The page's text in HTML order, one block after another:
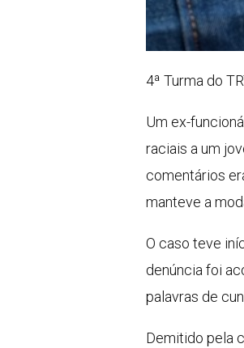
4ª Turma do
Um ex-
raciais a um
comentários
manteve a
O caso teve
denúncia foi
palavras de
Demitido pela